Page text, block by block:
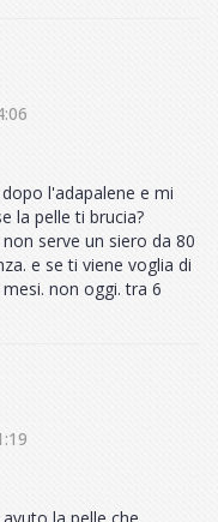
l'adapalene e mi
la pelle ti brucia?
serve un siero da 80
e se ti viene voglia di
non oggi. tra 6